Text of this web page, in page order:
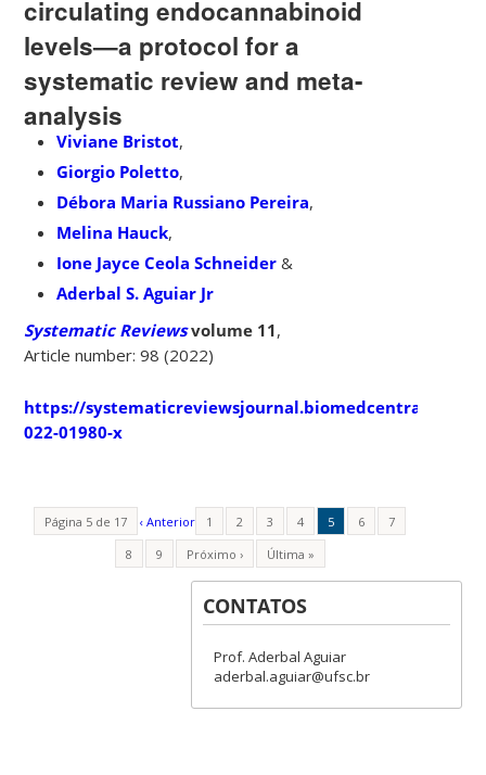
circulating endocannabinoid
levels—a protocol for a
systematic review and meta-
analysis
Viviane Bristot,
Giorgio Poletto,
Débora Maria Russiano Pereira,
Melina Hauck,
Ione Jayce Ceola Schneider &
Aderbal S. Aguiar Jr
Systematic Reviews volume 11,
Article number: 98 (2022)
https://systematicreviewsjournal.biomedcentral.com/
022-01980-x
Página 5 de 17 ‹ Anterior 1 2 3 4 5 6
7
8
9 Próximo › Última »
CONTATOS
Prof. Aderbal Aguiar
aderbal.aguiar@ufsc.br